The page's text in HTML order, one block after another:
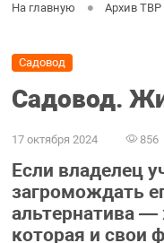
На главную Архив ТВР
Садовод
Садовод.
17 октября 2024 856
Если владелец
загромождать
альтернатива —
которая и свои